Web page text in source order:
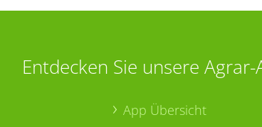
Entdecken Sie unsere Agrar-
App Übersicht